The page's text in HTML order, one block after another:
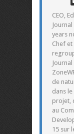
CEO,
years
Chef
de
dans
projet,
au
15 sur